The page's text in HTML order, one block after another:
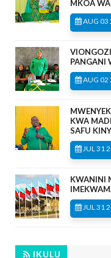
MKOA
AUG 03
PANGANI
AUG 02
KWA
SAFU
JUL 31
KWANINI
JUL 31
IKULU